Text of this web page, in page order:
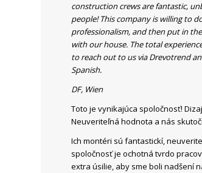
construction crews are fantastic,
people! This company is willing to
professionalism, and then put in
with our house. The total
to reach out to us via Drevotrend
Spanish.
DF, Wien
Toto je vynikajúca spoločnosť!
Neuveriteľná hodnota a nás
Ich montéri sú fantastickí,
spoločnosť je ochotná tvrdo
extra úsilie, aby sme boli nadšení